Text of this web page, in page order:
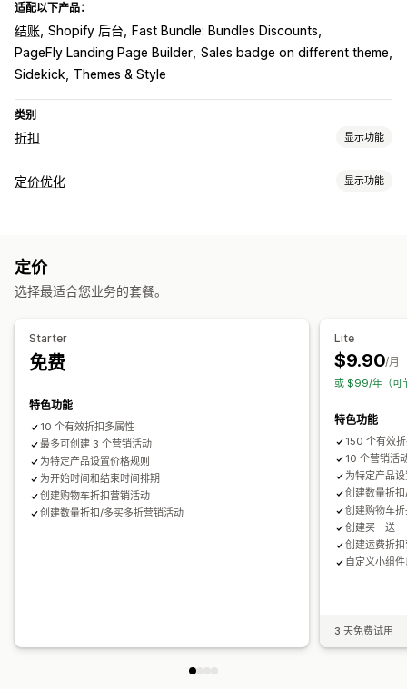
适配以下产品：
结账 Shopify 后台
Fast Bundle: Bundles Discounts
PageFly Landing Page Builder Sales badge on different theme
Sidekick Themes & Style
类别
折扣 显示功能
折扣类型
交叉销售折扣
批量编辑
报告
分析
定价优化 显示功能
限时抢购
定价
选择最适合您业务的套餐。
Starter
免费
特色功能
10 个有效折扣多属性
最多可创建 3 个营销活动
为特定产品设置价格规则
为开始时间和结束时间排期
创建购物车折扣营销活动
创建数量折扣/多买多折营销活动
Lite
$9.90/月
或 $99/年（可
特色功能
150 个有效
10 个营销活
为特定产品
创建数量折
创建购物车
创建买一送
创建运费折
自定义小组
3 天免费试用